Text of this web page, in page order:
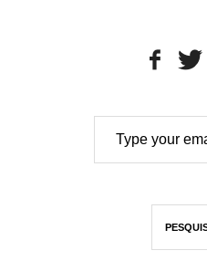
Type your email…